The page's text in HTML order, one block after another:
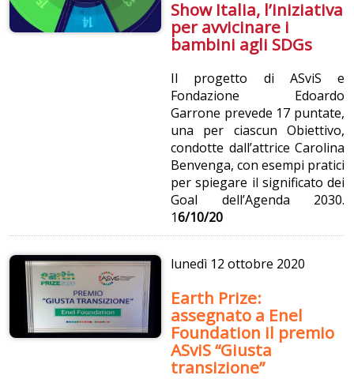
Show Italia, l’iniziativa
per avvicinare i
bambini agli SDGs
Il progetto di ASviS e
Fondazione Edoardo
Garrone prevede 17 puntate,
una per ciascun Obiettivo,
condotte dall’attrice Carolina
Benvenga, con esempi pratici
per spiegare il significato dei
Goal dell’Agenda 2030.
16/10/20
lunedì 12 ottobre 2020
Earth Prize:
assegnato a Enel
Foundation il premio
ASviS “Giusta
transizione”